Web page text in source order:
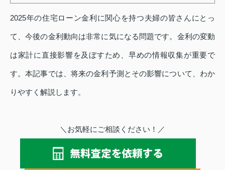
2025年の住宅ローン金利に関心を持つ夫婦の皆さんにとっ
て、今後の金利動向は非常に気になる問題です。金利の変動
は家計に直接影響を及ぼすため、早めの情報収集が重要で
す。本記事では、将来の金利予測とその影響について、わか
りやすく解説します。
＼お気軽にご相談ください！／